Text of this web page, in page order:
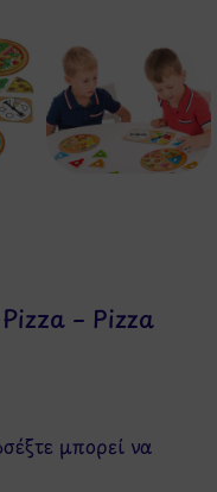
– Pizza
μπορεί να